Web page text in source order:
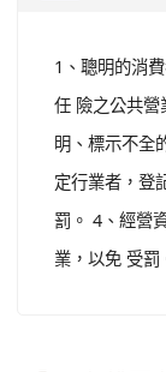
1、聰明的消
任 險之公共
明、標示不全
定行業者，登
罰。 4、經營
業，以免 受罰